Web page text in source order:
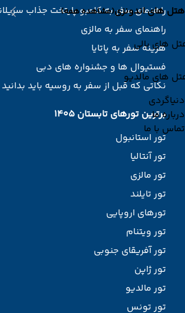
هتل های اندونزی(مشاهده همه)
های بالی
های مالدیو
دنیاگردی
درباره ما
تماس با ما
راهنمای سفر به کلمبو پایتخت جذاب
راهنمای سفر به مالزی
هزینه سفر به پاتایا
فستیوال ها و جشنواره های دبی
نکاتی که قبل از سفر به روسیه باید بدانید
برترین تورهای تابستان 1405
تور استانبول
تور آنتالیا
تور مالزی
تور تایلند
تورهای اروپایی
تور ویتنام
تور آفریقای جنوبی
تور ژاپن
تور مالدیو
تور تونس